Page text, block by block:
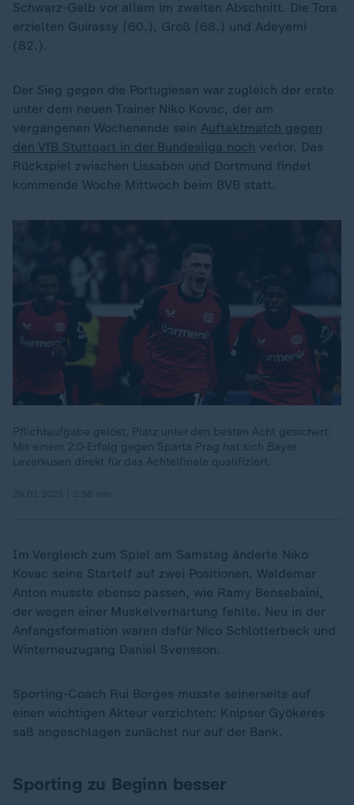
Schwarz-Gelb vor allem im zweiten Abschnitt. Die Tore
erzielten Guirassy (60.), Groß (68.) und Adeyemi
(82.).
Der Sieg gegen die Portugiesen war zugleich der erste
unter dem neuen Trainer Niko Kovac, der am
vergangenen Wochenende sein Auftaktmatch gegen
den VfB Stuttgart in der Bundesliga noch verlor. Das
Rückspiel zwischen Lissabon und Dortmund findet
kommende Woche Mittwoch beim BVB statt.
Pflichtaufgabe gelöst, Platz unter den besten Acht gesichert:
Mit einem 2:0-Erfolg gegen Sparta Prag hat sich Bayer
Leverkusen direkt für das Achtelfinale qualifiziert.
Im Vergleich zum Spiel am Samstag änderte Niko
Kovac seine Startelf auf zwei Positionen. Waldemar
Anton musste ebenso passen, wie Ramy Bensebaini,
der wegen einer Muskelverhärtung fehlte. Neu in der
Anfangsformation waren dafür Nico Schlotterbeck und
Winterneuzugang Daniel Svensson.
Sporting-Coach Rui Borges musste seinerseits auf
einen wichtigen Akteur verzichten: Knipser Gyökeres
saß angeschlagen zunächst nur auf der Bank.
Sporting zu Beginn besser